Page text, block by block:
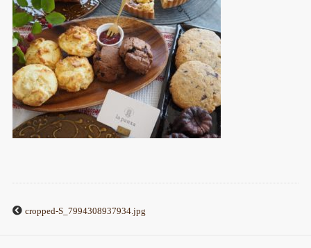
cropped-S_7994308937934.jpg